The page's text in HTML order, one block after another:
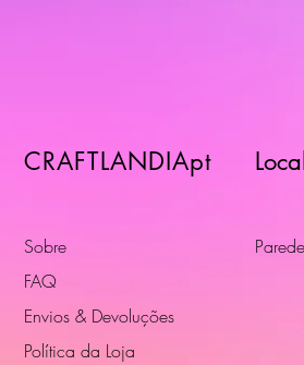
CRAFTLANDIApt
Sobre
FAQ
Envios & Devoluções
Política da Loja